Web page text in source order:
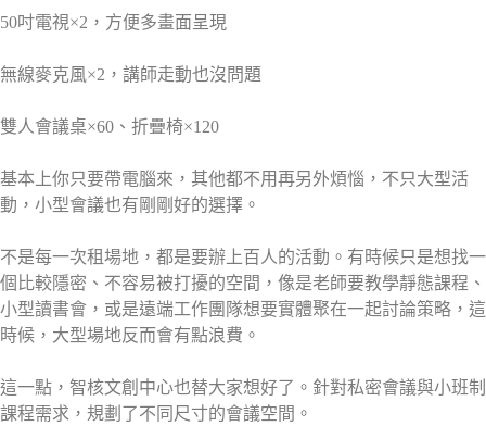
50吋電視×2，方便多畫面呈現
無線麥克風×2，講師走動也沒問題
雙人會議桌×60、折疊椅×120
基本上你只要帶電腦來，其他都不用再另外煩惱，不只大型活
動，小型會議也有剛剛好的選擇。
不是每一次租場地，都是要辦上百人的活動。有時候只是想找一
個比較隱密、不容易被打擾的空間，像是老師要教學靜態課程、
小型讀書會，或是遠端工作團隊想要實體聚在一起討論策略，這
時候，大型場地反而會有點浪費。
這一點，智核文創中心也替大家想好了。針對私密會議與小班制
課程需求，規劃了不同尺寸的會議空間。